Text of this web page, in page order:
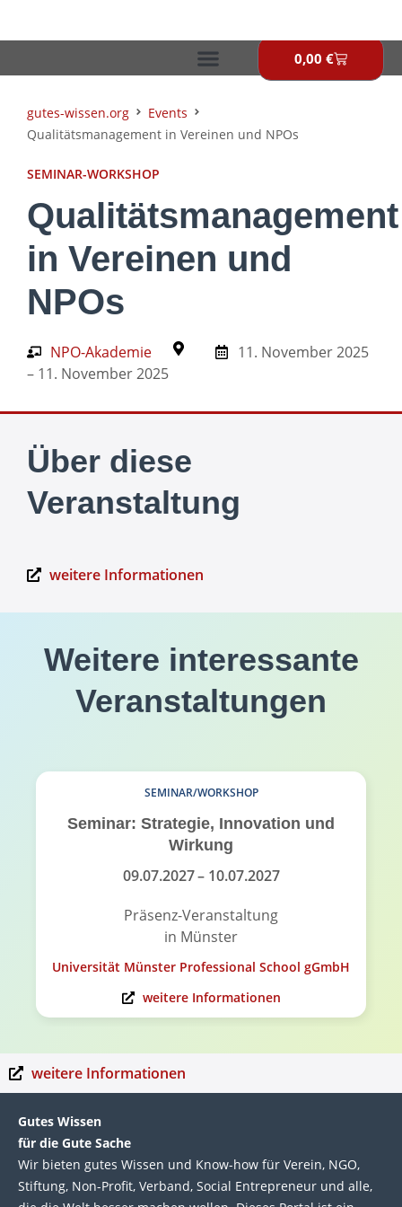
0,00 €
gutes-wissen.org
Events
Qualitätsmanagement in Vereinen und NPOs
SEMINAR-WORKSHOP
Qualitätsmanagement
in Vereinen und
NPOs
NPO-Akademie
11. November 2025
– 11. November 2025
Über diese
Veranstaltung
weitere Informationen
Weitere interessante
Veranstaltungen
SEMINAR/WORKSHOP
Seminar: Strategie, Innovation und
Wirkung
09.07.2027– 10.07.2027
Präsenz-Veranstaltung
in Münster
Universität Münster Professional School gGmbH
weitere Informationen
weitere Informationen
Gutes Wissen
für die Gute Sache
Wir bie­ten gutes Wis­sen und Know-how für Ver­ein, NGO,
Stif­tung, Non-Profit, Ver­band, Social Entre­pre­neur und alle,